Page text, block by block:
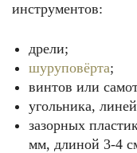
инструментов:
дрели;
шуруповёрта;
винтов или
угольника,
зазорных
мм, длиной 3-4